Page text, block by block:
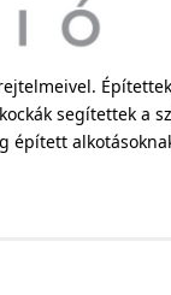
segítettek a
épített